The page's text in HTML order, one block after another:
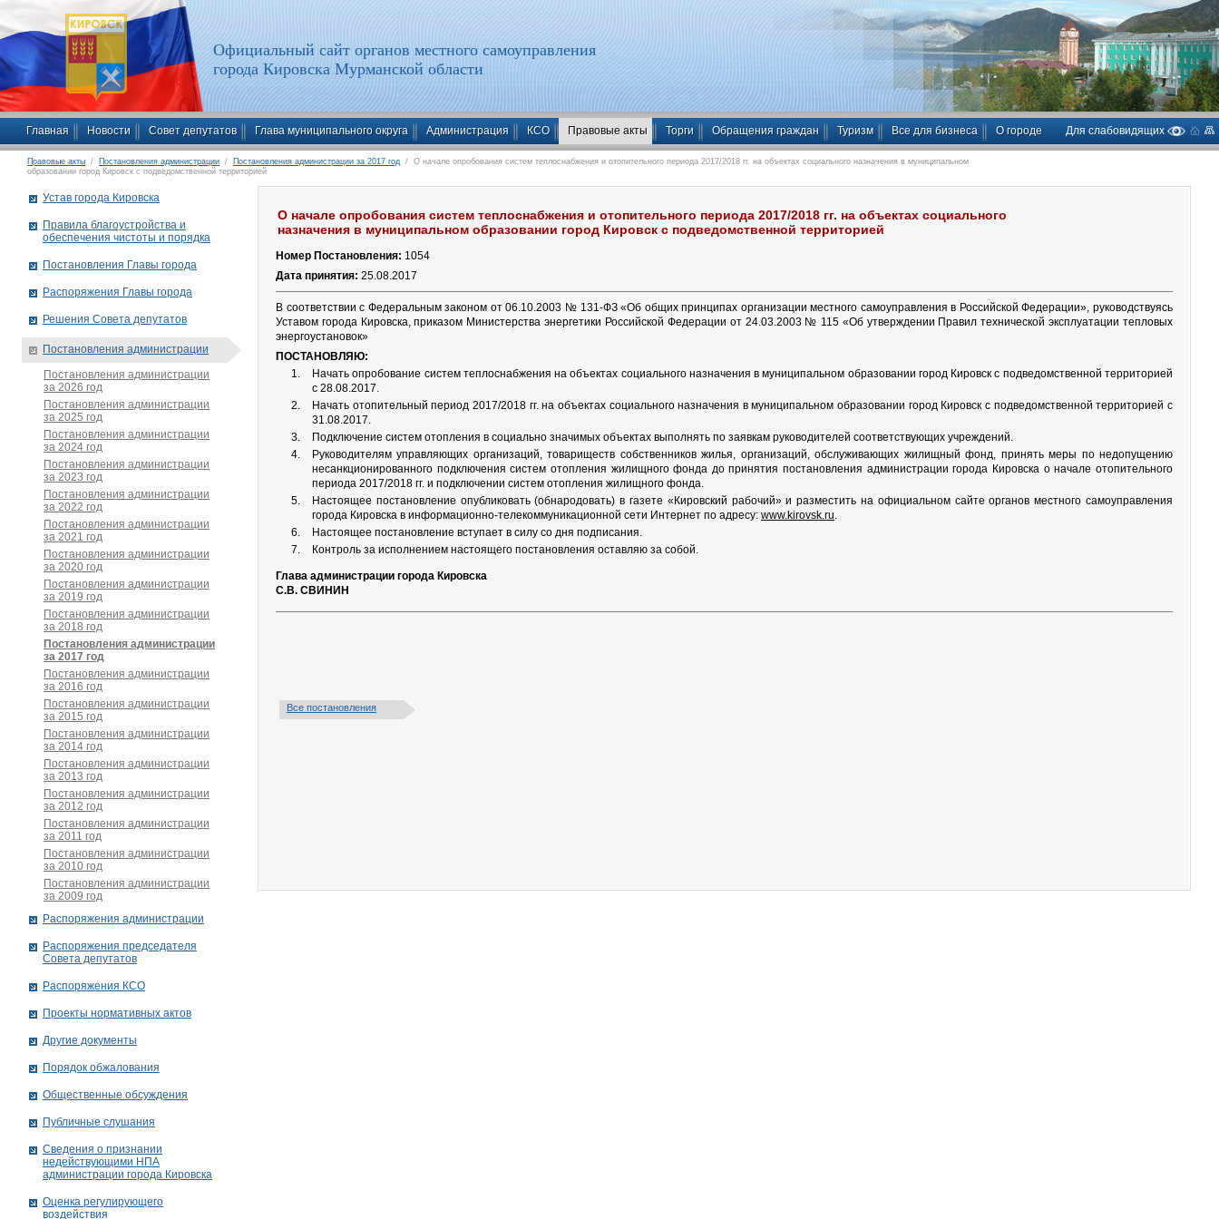
Официальный сайт органов местного самоуправления
города Кировска Мурманской области
Главная Новости Совет депутатов Глава муниципального округа Администрация КСО Правовые акты Торги Обращения граждан Туризм Все для бизнеса О городе Для слабовидящих
Правовые акты / Постановления администрации / Постановления администрации за 2017 год / О начале опробования систем теплоснабжения и отопительного периода 2017/2018 гг. на объектах социального назначения в муниципальном
образовании город Кировск с подведомственной территорией
О начале опробования систем теплоснабжения и отопительного периода 2017/2018 гг. на объектах социального
назначения в муниципальном образовании город Кировск с подведомственной территорией
Номер Постановления: 1054
Дата принятия: 25.08.2017
В соответствии с Федеральным законом от 06.10.2003 № 131-ФЗ «Об общих принципах организации местного самоуправления в Российской Федерации», руководствуясь
Уставом города Кировска, приказом Министерства энергетики Российской Федерации от 24.03.2003 № 115 «Об утверждении Правил технической эксплуатации тепловых
энергоустановок»
ПОСТАНОВЛЯЮ:
Начать опробование систем теплоснабжения на объектах социального назначения в муниципальном образовании город Кировск с подведомственной территорией
с 28.08.2017.
Начать отопительный период 2017/2018 гг. на объектах социального назначения в муниципальном образовании город Кировск с подведомственной территорией с
31.08.2017.
Подключение систем отопления в социально значимых объектах выполнять по заявкам руководителей соответствующих учреждений.
Руководителям управляющих организаций, товариществ собственников жилья, организаций, обслуживающих жилищный фонд, принять меры по недопущению
несанкционированного подключения систем отопления жилищного фонда до принятия постановления администрации города Кировска о начале отопительного
периода 2017/2018 гг. и подключении систем отопления жилищного фонда.
Настоящее постановление опубликовать (обнародовать) в газете «Кировский рабочий» и разместить на официальном сайте органов местного самоуправления
города Кировска в информационно-телекоммуникационной сети Интернет по адресу: www.kirovsk.ru.
Настоящее постановление вступает в силу со дня подписания.
Контроль за исполнением настоящего постановления оставляю за собой.
Глава администрации города Кировска
С.В. СВИНИН
Все постановления
Устав города Кировска
Правила благоустройства и
обеспечения чистоты и порядка
Постановления Главы города
Распоряжения Главы города
Решения Совета депутатов
Постановления администрации
Постановления администрации
за 2026 год
Постановления администрации
за 2025 год
Постановления администрации
за 2024 год
Постановления администрации
за 2023 год
Постановления администрации
за 2022 год
Постановления администрации
за 2021 год
Постановления администрации
за 2020 год
Постановления администрации
за 2019 год
Постановления администрации
за 2018 год
Постановления администрации
за 2017 год
Постановления администрации
за 2016 год
Постановления администрации
за 2015 год
Постановления администрации
за 2014 год
Постановления администрации
за 2013 год
Постановления администрации
за 2012 год
Постановления администрации
за 2011 год
Постановления администрации
за 2010 год
Постановления администрации
за 2009 год
Распоряжения администрации
Распоряжения председателя
Совета депутатов
Распоряжения КСО
Проекты нормативных актов
Другие документы
Порядок обжалования
Общественные обсуждения
Публичные слушания
Сведения о признании
недействующими НПА
администрации города Кировскa
Оценка регулирующего
воздействия